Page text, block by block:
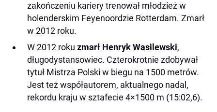
zakończeniu kariery trenował młodzież w
holenderskim Feyenoordzie Rotterdam. Zmarł
w 2012 roku.
W 2012 roku zmarł Henryk Wasilewski,
długodystansowiec. Czterokrotnie zdobywał
tytuł Mistrza Polski w biegu na 1500 metrów.
Jest też współautorem, aktualnego nadal,
rekordu kraju w sztafecie 4×1500 m (15:02,6).